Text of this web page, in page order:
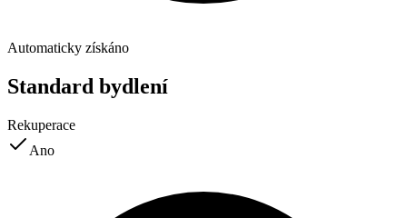
Automaticky získáno
Standard bydlení
Rekuperace
Ano